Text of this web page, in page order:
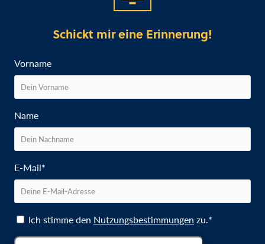
Schickt mir eine Erinnerung!
Vorname
Name
E-Mail*
Ich stimme den Nutzungsbestimmungen zu.*